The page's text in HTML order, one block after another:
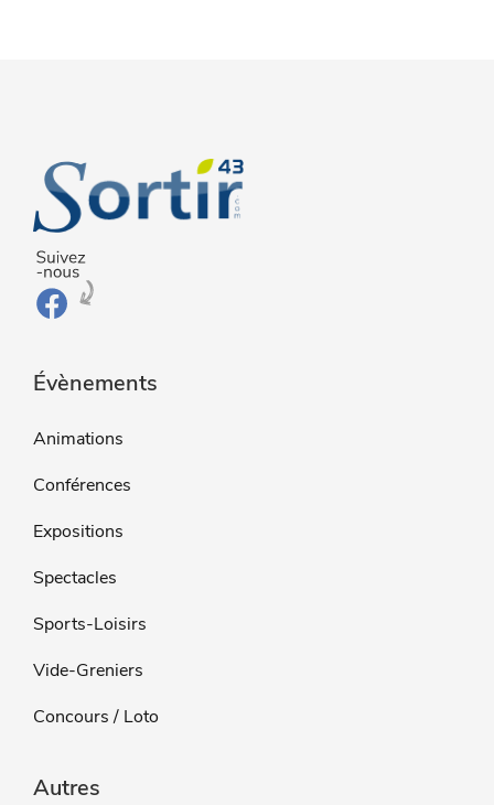
Évènements
Animations
Conférences
Expositions
Spectacles
Sports-Loisirs
Vide-Greniers
Concours / Loto
Autres